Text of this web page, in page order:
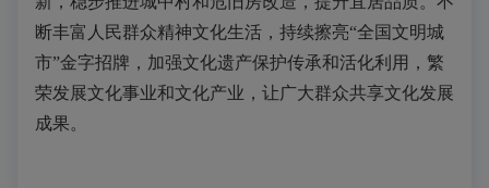
断丰富人民群众精神文化生活，持续擦亮“全国文明城
市”金字招牌，加强文化遗产保护传承和活化利用，繁
荣发展文化事业和文化产业，让广大群众共享文化发展
成果。